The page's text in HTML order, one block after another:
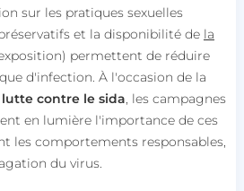
sur les pratiques sexuelles
et la disponibilité de la
permettent de réduire
d'infection. À l'occasion de la
contre le sida , les campagnes
en lumière l'importance de ces
les comportements responsables,
du virus.